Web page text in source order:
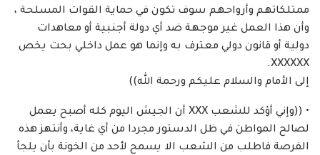
ممتلكاتهم وأرواحهم سوف تكون في حماية القوات المسلحة ،
وأن هذا العمل غير موجهة ضد أي دولة أجنبية أو معاهدات
دولية أو قانون دولي معترف به وإنما هو عمل داخلي بحت يخص
XXXXXX.
إلى الأمام والسلام عليكم ورحمة الله))
• ((وإني أؤكد للشعب XXX أن الجيش اليوم كله أصبح يعمل
لصالح المواطن في ظل الدستور مجردا من أي غاية، وأنتهز هذه
الفرصة فاطلب من الشعب الا يسمح لأحد من الخونة بأن يلجأ